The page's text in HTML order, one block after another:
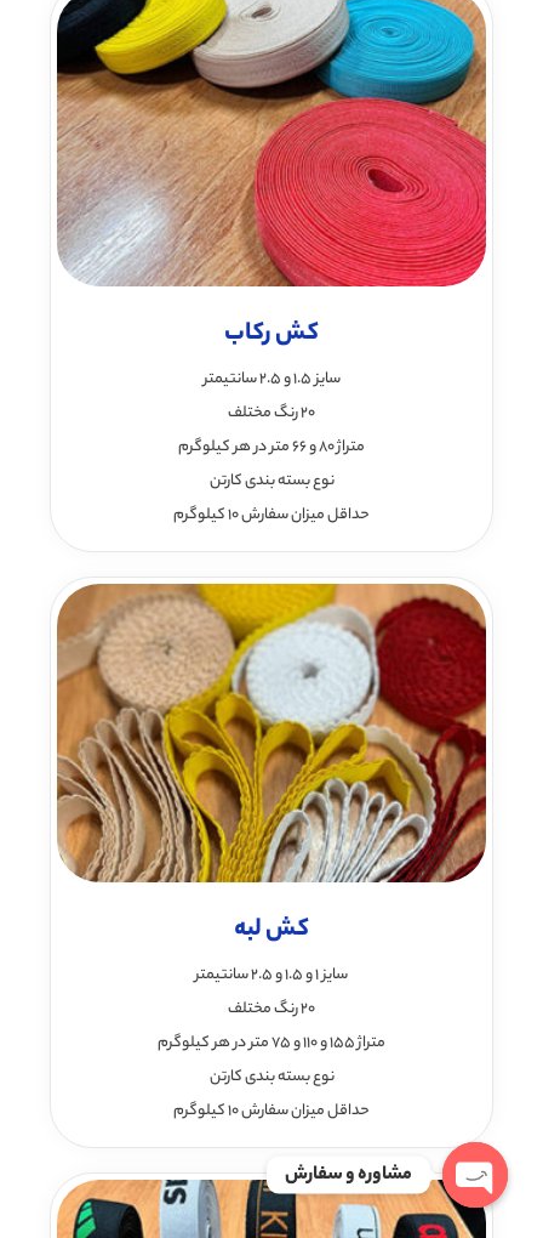
کش رکاب
سایز 1.5 و 2.5 سانتیمتر
20 رنگ مختلف
متراژ 80 و 66 متر در هر کیلوگرم
نوع بسته بندی کارتن
حداقل میزان سفارش 10 کیلوگرم
کش لبه
سایز 1 و 1.5 و 2.5 سانتیمتر
20 رنگ مختلف
متراژ 155 و 110 و 75 متر در هر کیلوگرم
نوع بسته بندی کارتن
حداقل میزان سفارش 10 کیلوگرم
مشاوره و سفارش
Open chaty